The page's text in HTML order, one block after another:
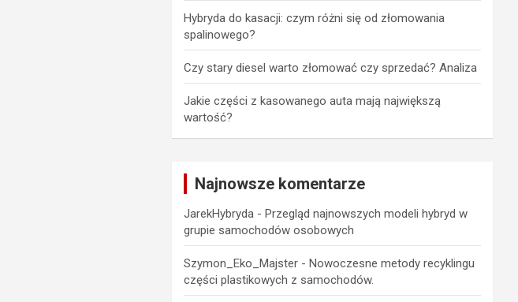
Hybryda do kasacji: czym różni się od złomowania
spalinowego?
Czy stary diesel warto złomować czy sprzedać? Analiza
Jakie części z kasowanego auta mają największą
wartość?
Najnowsze komentarze
JarekHybryda - Przegląd najnowszych modeli hybryd w
grupie samochodów osobowych
Szymon_Eko_Majster - Nowoczesne metody recyklingu
części plastikowych z samochodów.